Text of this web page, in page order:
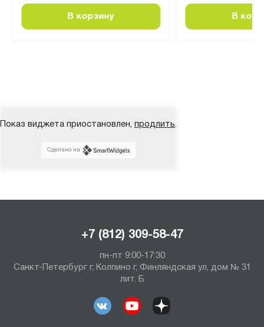
В корзину В
Показ виджета приостановлен, продлить.
Сделано на
+7 (812) 309-58-47
пн-пт 9:00-17:30
Санкт-Петербург г, Колпино г, Финляндская ул, дом № 31
лит. Б